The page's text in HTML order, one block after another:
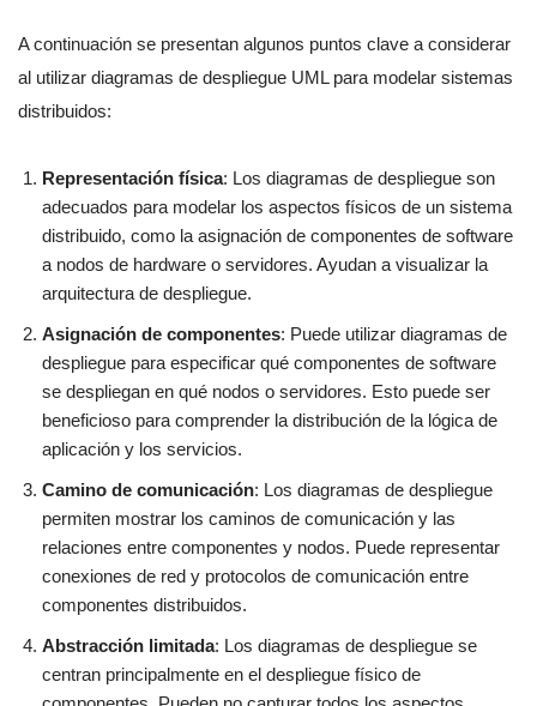
A continuación se presentan algunos puntos clave a considerar
al utilizar diagramas de despliegue UML para modelar sistemas
distribuidos:
Representación física: Los diagramas de despliegue son
adecuados para modelar los aspectos físicos de un sistema
distribuido, como la asignación de componentes de software
a nodos de hardware o servidores. Ayudan a visualizar la
arquitectura de despliegue.
Asignación de componentes: Puede utilizar diagramas de
despliegue para especificar qué componentes de software
se despliegan en qué nodos o servidores. Esto puede ser
beneficioso para comprender la distribución de la lógica de
aplicación y los servicios.
Camino de comunicación: Los diagramas de despliegue
permiten mostrar los caminos de comunicación y las
relaciones entre componentes y nodos. Puede representar
conexiones de red y protocolos de comunicación entre
componentes distribuidos.
Abstracción limitada: Los diagramas de despliegue se
centran principalmente en el despliegue físico de